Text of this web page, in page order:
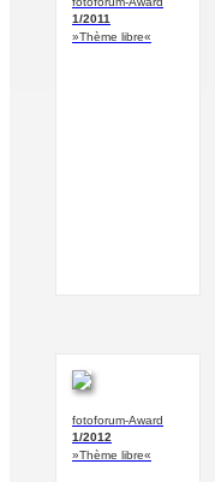
1/2011
»Thème libre«
fotoforum-Award
1/2012
»Thème libre«